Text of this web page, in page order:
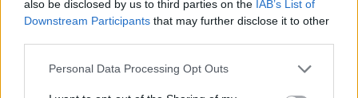
also be disclosed by us to third parties on the IAB’s List of
Downstream Participants that may further disclose it to other
Personal Data Processing Opt Outs
külügyminisztériumot,